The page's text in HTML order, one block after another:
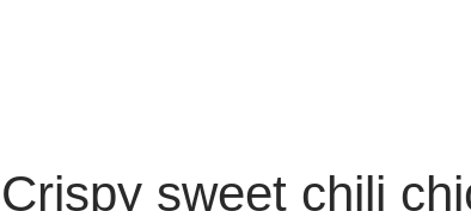
Crispy sweet chili